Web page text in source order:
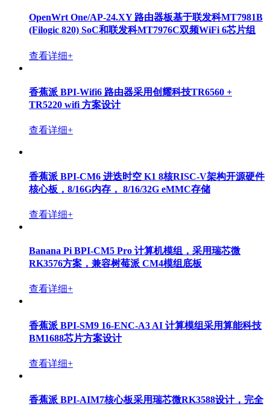
OpenWrt One/AP-24.XY 路由器板基于联发科MT7981B
(Filogic 820) SoC和联发科MT7976C双频WiFi 6芯片组
查看详细+
香蕉派 BPI-Wifi6 路由器采用创耀科技TR6560 +
TR5220 wifi 方案设计
查看详细+
香蕉派 BPI-CM6 进迭时空 K1 8核RISC-V架构开源硬件
核心板，8/16G内存， 8/16/32G eMMC存储
查看详细+
Banana Pi BPI-CM5 Pro 计算机模组，采用瑞芯微
RK3576方案，兼容树莓派 CM4模组底板
查看详细+
香蕉派 BPI-SM9 16-ENC-A3 AI 计算模组采用算能科技
BM1688芯片方案设计
查看详细+
香蕉派 BPI-AIM7核心板采用瑞芯微RK3588设计，完全